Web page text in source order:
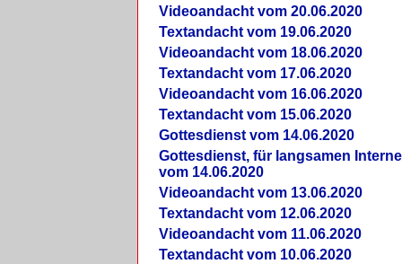
Videoandacht vom 20.06.2020
Textandacht vom 19.06.2020
Videoandacht vom 18.06.2020
Textandacht vom 17.06.2020
Videoandacht vom 16.06.2020
Textandacht vom 15.06.2020
Gottesdienst vom 14.06.2020
Gottesdienst, für langsamen
vom 14.06.2020
Videoandacht vom 13.06.2020
Textandacht vom 12.06.2020
Videoandacht vom 11.06.2020
Textandacht vom 10.06.2020